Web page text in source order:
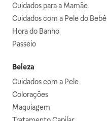
Cuidados para a Mamãe
Cuidados com a Pele do Bebê
Hora do Banho
Passeio
Beleza
Cuidados com a Pele
Colorações
Maquiagem